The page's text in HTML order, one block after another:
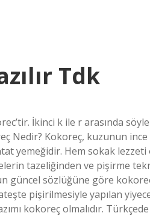
Tdk
İkinci k ile r arasında
Nedir? Kokoreç, kuzunun
yemeğidir. Hem sokak
tazeliğinden ve pişirme
güncel sözlüğüne göre
pişirilmesiyle yapılan
kokoreç olmalıdır. Türkçede